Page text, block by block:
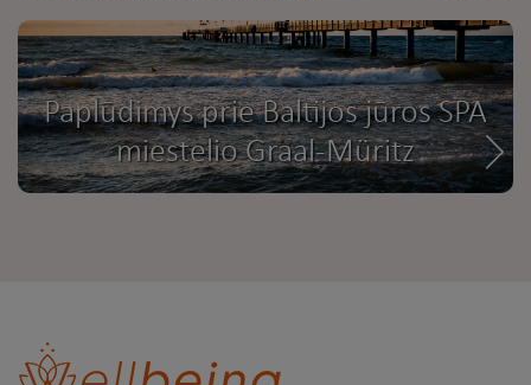
Paplūdimys prie Baltijos jūros SPA
miestelio Graal-Müritz